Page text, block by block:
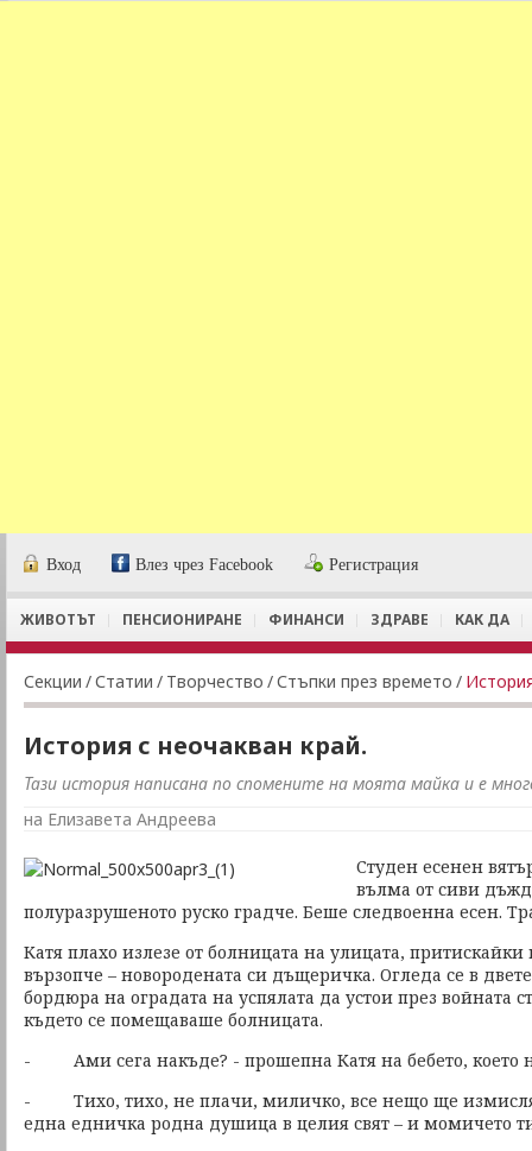
Вход Влез чрез Facebook Регистрация
ЖИВОТЪТ ПЕНСИОНИРАНЕ ФИНАНСИ ЗДРАВЕ КАК ДА
Секции /Статии / Творчество /Стъпки през времето /
История с неочакван край.
Тази история написана по спомените на моята майка и е
на Елизавета Андреева
Студен есенен
вълма от сиви
полуразрушеното руско градче. Беше следвоенна есен.
Катя плахо излезе от болницата на улицата,
вързопче – новородената си дъщеричка. Огледа се в
бордюра на оградата на успялата да устои през войната
където се помещаваше болницата.
- Ами сега накъде? - прошепна Катя на бебето, което
- Тихо, тихо, не плачи, миличко, все нещо ще
една едничка родна душица в целия свят – и момичето